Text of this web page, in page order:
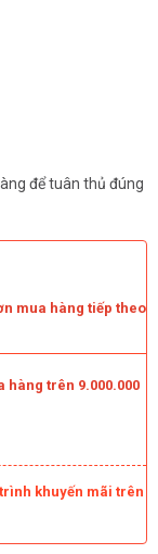
để tuân thủ đúng
mua hàng tiếp theo
hàng trên 9.000.000
khuyến mãi trên